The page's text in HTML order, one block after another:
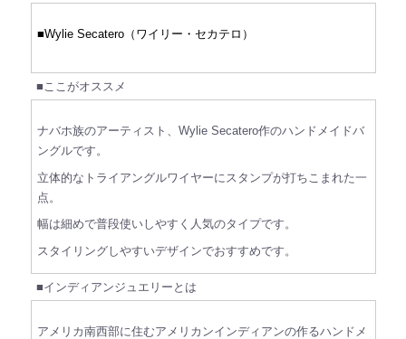
■Wylie Secatero（ワイリー・セカテロ）
■ここがオススメ
ナバホ族のアーティスト、Wylie Secatero作のハンドメイドバ
ングルです。
立体的なトライアングルワイヤーにスタンプが打ちこまれた一
点。
幅は細めで普段使いしやすく人気のタイプです。
スタイリングしやすいデザインでおすすめです。
■インディアンジュエリーとは
アメリカ南西部に住むアメリカンインディアンの作るハンドメ